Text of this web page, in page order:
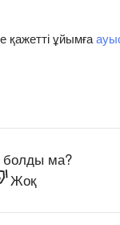
қажетті ұйымға
ма?
Жоқ